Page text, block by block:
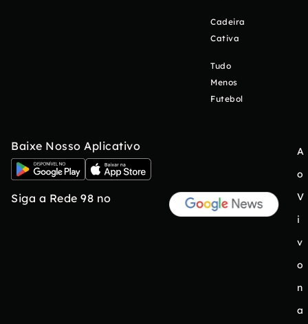
Cadeira
Cativa
Tudo
Menos
Futebol
Baixe Nosso Aplicativo
Siga a Rede 98 no
A
o
V
i
v
o
n
a